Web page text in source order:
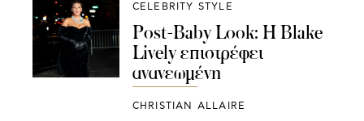
CELEBRITY STYLE
Post-Baby Look: Η Blake
Lively επιστρέφει
ανανεωμένη
CHRISTIAN ALLAIRE